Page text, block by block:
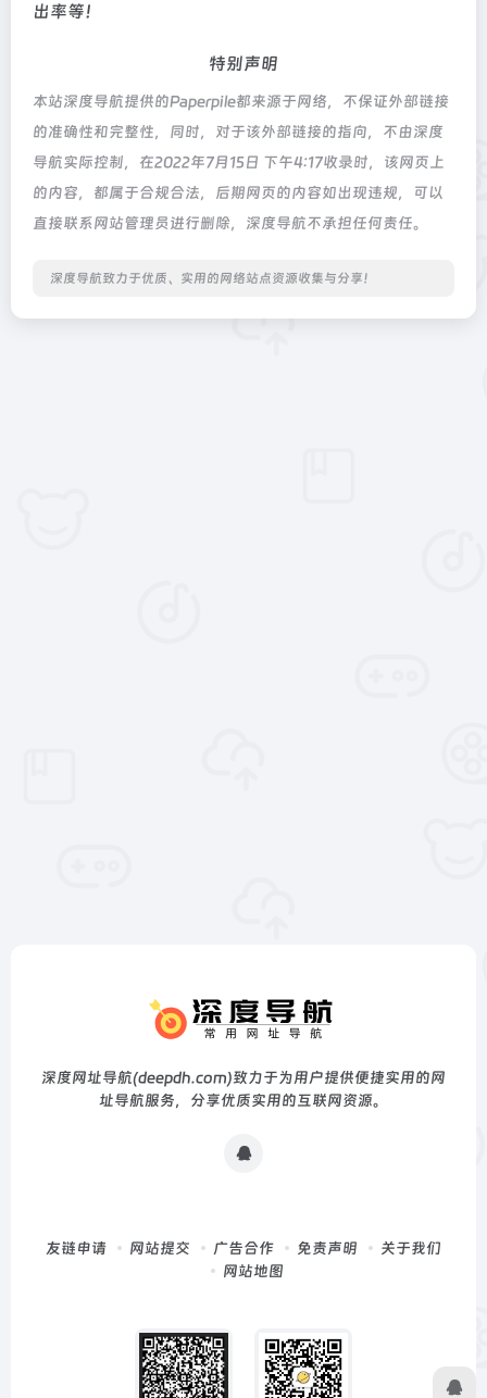
出率等！
特别声明
本站深度导航提供的Paperpile都来源于网络，不保证外部链接
的准确性和完整性，同时，对于该外部链接的指向，不由深度
导航实际控制，在2022年7月15日 下午4:17收录时，该网页上
的内容，都属于合规合法，后期网页的内容如出现违规，可以
直接联系网站管理员进行删除，深度导航不承担任何责任。
深度导航致力于优质、实用的网络站点资源收集与分享！
深度网址导航(deepdh.com)致力于为用户提供便捷实用的网
址导航服务，分享优质实用的互联网资源。
友链申请 网站提交 广告合作 免责声明
关于我们
网站地图